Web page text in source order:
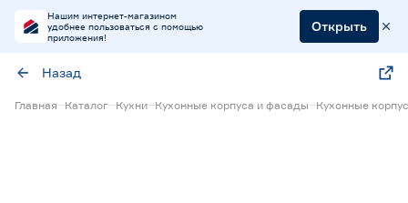
Нашим интернет-магазином
удобнее пользоваться с помощью
приложения!
Открыть
Назад
Главная Каталог Кухни Кухонные корпуса и фасады Кухонные